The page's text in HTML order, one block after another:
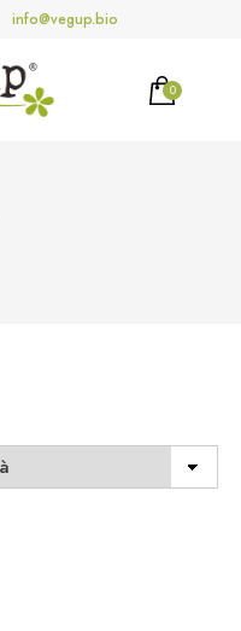
info@vegup.bio
0